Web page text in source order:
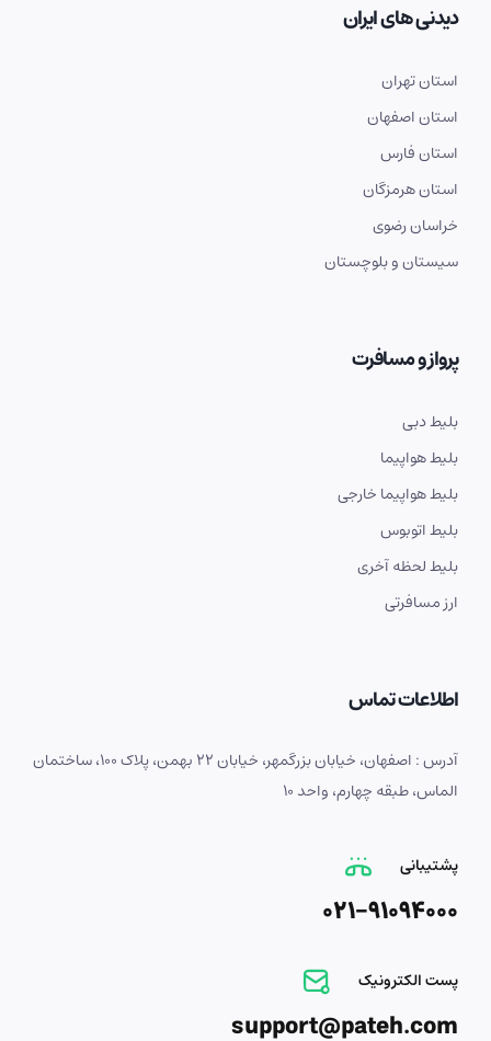
دیدنی های ایران
استان تهران
استان اصفهان
استان فارس
استان هرمزگان
خراسان رضوی
سیستان و بلوچستان
پرواز و مسافرت
بلیط دبی
بلیط هواپیما
بلیط هواپیما خارجی
بلیط اتوبوس
بلیط لحظه آخری
ارز مسافرتی
اطلاعات تماس
آدرس : اصفهان، خیابان بزرگمهر، خیابان 22 بهمن، پلاک 100، ساختمان
الماس، طبقه چهارم، واحد 10
پشتیبانی
021-91094000
پست الکترونیک
support@pateh.com